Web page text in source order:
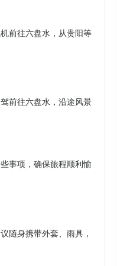
前往六盘水，从贵阳等
前往六盘水，沿途风景
事项，确保旅程顺利愉
随身携带外套、雨具，